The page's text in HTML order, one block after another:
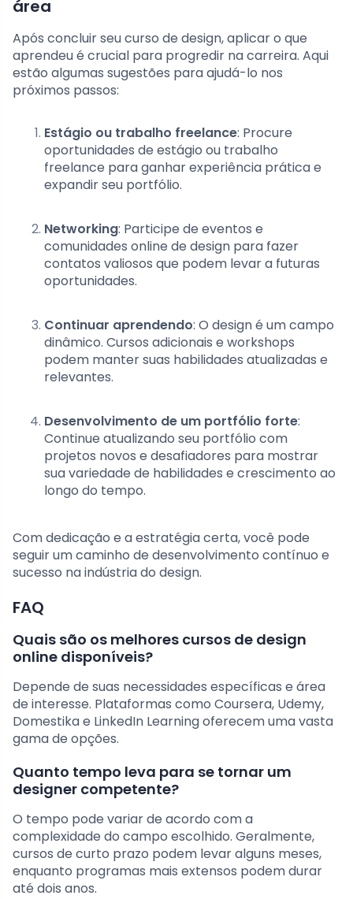
área
Após concluir seu curso de design, aplicar o que
aprendeu é crucial para progredir na carreira. Aqui
estão algumas sugestões para ajudá-lo nos
próximos passos:
Estágio ou trabalho freelance: Procure
oportunidades de estágio ou trabalho
freelance para ganhar experiência prática e
expandir seu portfólio.
Networking: Participe de eventos e
comunidades online de design para fazer
contatos valiosos que podem levar a futuras
oportunidades.
Continuar aprendendo: O design é um campo
dinâmico. Cursos adicionais e workshops
podem manter suas habilidades atualizadas e
relevantes.
Desenvolvimento de um portfólio forte:
Continue atualizando seu portfólio com
projetos novos e desafiadores para mostrar
sua variedade de habilidades e crescimento ao
longo do tempo.
Com dedicação e a estratégia certa, você pode
seguir um caminho de desenvolvimento contínuo e
sucesso na indústria do design.
FAQ
Quais são os melhores cursos de design
online disponíveis?
Depende de suas necessidades específicas e área
de interesse. Plataformas como Coursera, Udemy,
Domestika e LinkedIn Learning oferecem uma vasta
gama de opções.
Quanto tempo leva para se tornar um
designer competente?
O tempo pode variar de acordo com a
complexidade do campo escolhido. Geralmente,
cursos de curto prazo podem levar alguns meses,
enquanto programas mais extensos podem durar
até dois anos.